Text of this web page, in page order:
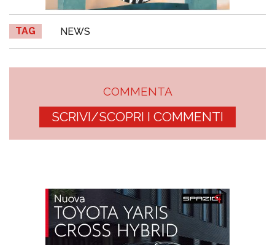
TAG NEWS
COMMENTA
SCRIVI/SCOPRI I COMMENTI